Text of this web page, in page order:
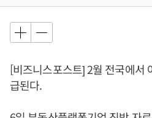
[비즈니스포스트] 2월 전국에서
급된다.